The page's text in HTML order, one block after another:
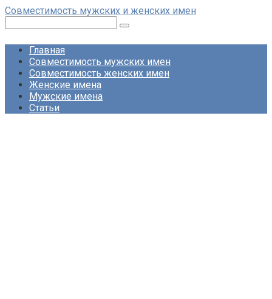
Перейти
контенту
Совместимость мужских и женских имен
Главная
Совместимость мужских имен
Совместимость женских имен
Женские имена
Мужские имена
Статьи